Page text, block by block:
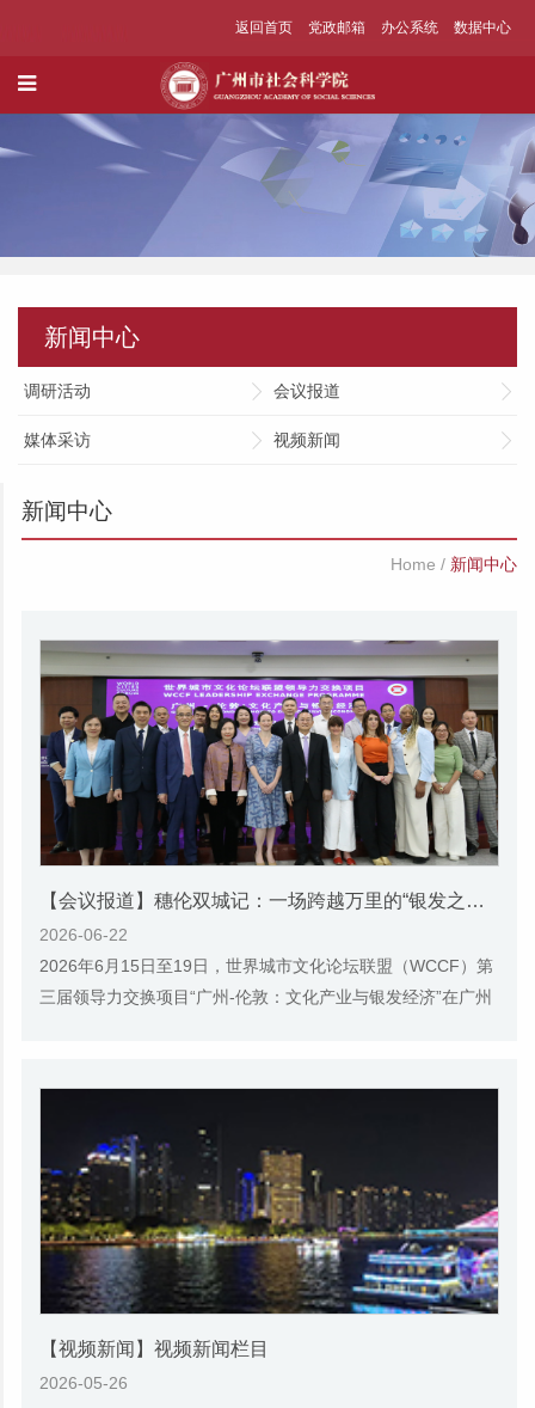
返回首页 党政邮箱 办公系统 数据中心
新闻中心
调研活动 会议报道
媒体采访 视频新闻
新闻中心
Home / 新闻中心
【会议报道】穗伦双城记：一场跨越万里的“银发之约”——世界城市文化论坛联盟领导力交换项目“广州-伦敦：文化产业与银发经济”在穗举行
2026-06-22
2026年6月15日至19日，世界城市文化论坛联盟（WCCF）第
三届领导力交换项目“广州-伦敦：文化产业与银发经济”在广州
【视频新闻】视频新闻栏目
2026-05-26